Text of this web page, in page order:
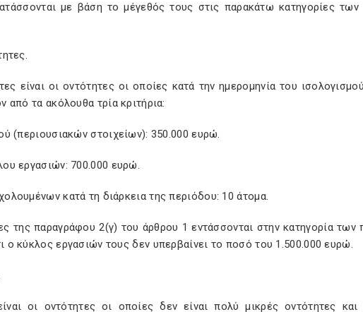
με βάση το μέγεθός τους στις παρακάτω κατηγορίες
είναι οι οντότητες οι οποίες κατά την ημερομηνία του
από τα ακόλουθα τρία κριτήρια:
(περιουσιακών στοιχείων): 350.000 ευρώ.
εργασιών: 700.000 ευρώ.
κατά τη διάρκεια της περιόδου: 10 άτομα.
της παραγράφου 2(γ) του άρθρου 1 εντάσσονται στην κατηγορία
ο κύκλος εργασιών τους δεν υπερβαίνει το ποσό του 1.500.000 ευρώ.
οι οντότητες οι οποίες δεν είναι πολύ μικρές οντότητες